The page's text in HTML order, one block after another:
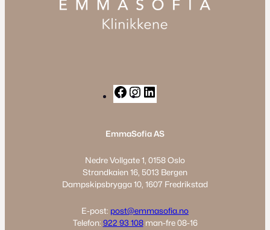
F
a
e
o
o
n
t
g
r
m
i
k
d
I
EmmaSofia AS
Nedre Vollgate 1, 0158 Oslo
Strandkaien 16, 5013 Bergen
Dampskipsbrygga 10, 1607 Fredrikstad
E-post: post@emmasofia.no
Telefon: 922 93 108man-fre 08-16